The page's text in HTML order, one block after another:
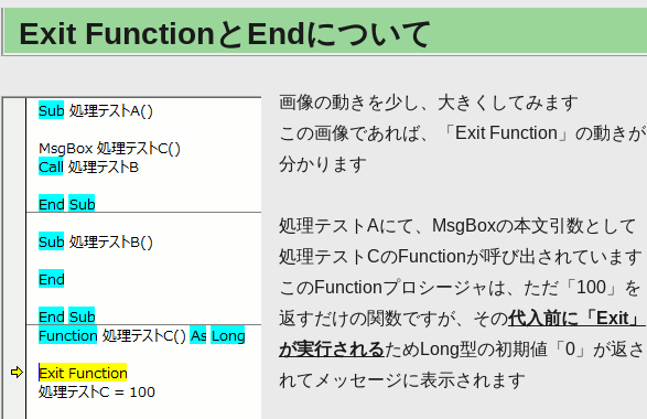
Exit FunctionとEndについて
画像の動きを少し、大きくしてみます
この画像であれば、「Exit Function」の動きが
分かります
処理テストAにて、MsgBoxの本文引数として
処理テストCのFunctionが呼び出されています
このFunctionプロシージャは、ただ「100」を
返すだけの関数ですが、その代入前に「Exit」
が実行されるためLong型の初期値「0」が返さ
れてメッセージに表示されます